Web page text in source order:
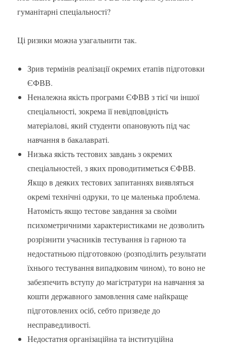
гуманітарні спеціальності?
Ці ризики можна узагальнити так.
Зрив термінів реалізації окремих етапів підготовки
ЄФВВ.
Неналежна якість програми ЄФВВ з тієї чи іншої
спеціальності, зокрема її невідповідність
матеріалові, який студенти опановують під час
навчання в бакалавраті.
Низька якість тестових завдань з окремих
спеціальностей, з яких проводитиметься ЄФВВ.
Якщо в деяких тестових запитаннях виявляться
окремі технічні одруки, то це маленька проблема.
Натомість якщо тестове завдання за своїми
психометричними характеристиками не дозволить
розрізнити учасників тестування із гарною та
недостатньою підготовкою (розподілить результати
їхнього тестування випадковим чином), то воно не
забезпечить вступу до магістратури на навчання за
кошти державного замовлення саме найкраще
підготовлених осіб, себто призведе до
несправедливості.
Недостатня організаційна та інституційна